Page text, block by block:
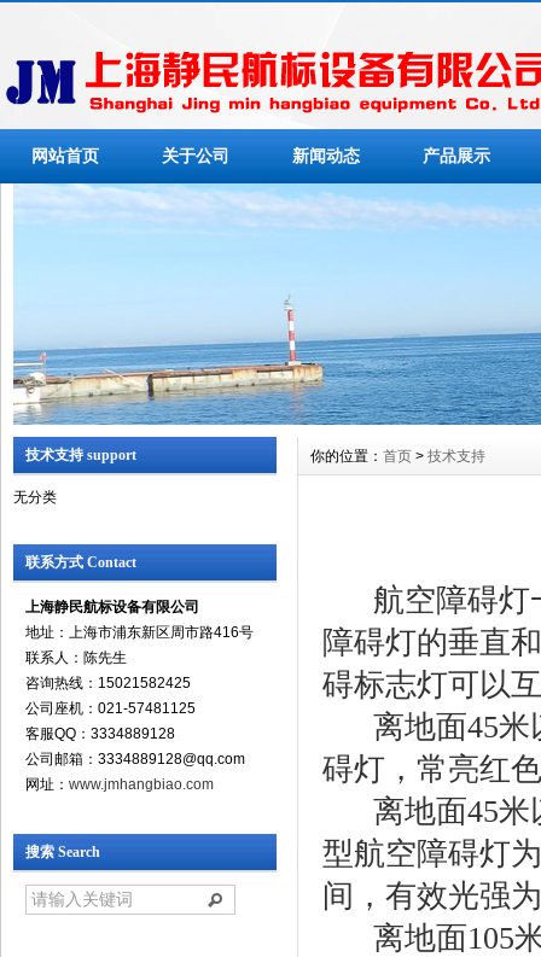
网站首页 关于公司 新闻动态 产品展示
技术支持 support
无分类
联系方式 Contact
上海静民航标设备有限公司
地址：上海市浦东新区周市路416号
联系人：陈先生
咨询热线：15021582425
公司座机：021-57481125
客服QQ：3334889128
公司邮箱：3334889128@qq.com
网址： www.jmhangbiao.com
搜索 Search
你的位置： 首页 > 技术支持
航空障碍灯
障碍灯的垂直
碍标志灯可以
离地面45
碍灯，常亮红
离地面45
型航空障碍灯
间，有效光强
离地面105